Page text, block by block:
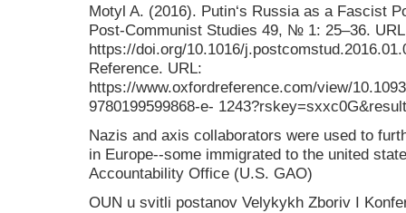
Motyl A. (2016). Putin‘s Russia as a Fascist
Post-Communist Studies 49, № 1: 25–36.
https://doi.org/10.1016/
Reference. URL:
https://www.oxfordreference.com/view/
9780199599868-e-
Nazis and axis collaborators were used to
in Europe--some immigrated to the united
Accountability Office (U.S. GAO)
OUN u svitli postanov Velykykh Zboriv I